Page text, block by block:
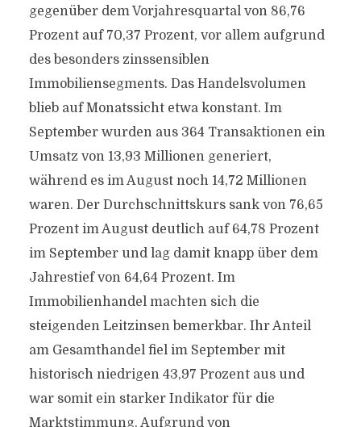
gegenüber dem Vorjahresquartal von 86,76
Prozent auf 70,37 Prozent, vor allem aufgrund
des besonders zinssensiblen
Immobiliensegments. Das Handelsvolumen
blieb auf Monatssicht etwa konstant. Im
September wurden aus 364 Transaktionen ein
Umsatz von 13,93 Millionen generiert,
während es im August noch 14,72 Millionen
waren. Der Durchschnittskurs sank von 76,65
Prozent im August deutlich auf 64,78 Prozent
im September und lag damit knapp über dem
Jahrestief von 64,64 Prozent. Im
Immobilienhandel machten sich die
steigenden Leitzinsen bemerkbar. Ihr Anteil
am Gesamthandel fiel im September mit
historisch niedrigen 43,97 Prozent aus und
war somit ein starker Indikator für die
Marktstimmung. Aufgrund von